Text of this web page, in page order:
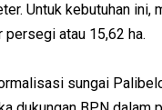
Untuk kebutuhan ini,
atau 15,62 ha.
sungai